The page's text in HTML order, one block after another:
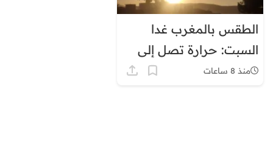
الطقس بالمغرب غدا
السبت: حرارة تصل إلى
45 درجة وزخات رعديةمنذ 8 ساعات